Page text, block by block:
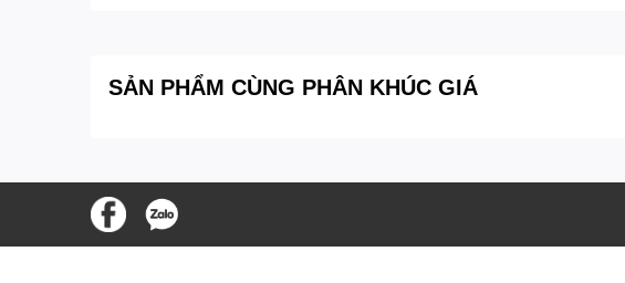
SẢN PHẨM CÙNG PHÂN KHÚC GIÁ